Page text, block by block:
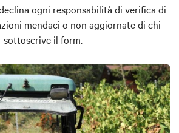
ogni responsabilità di verifica di
mendaci o non aggiornate di chi
sottoscrive il form.